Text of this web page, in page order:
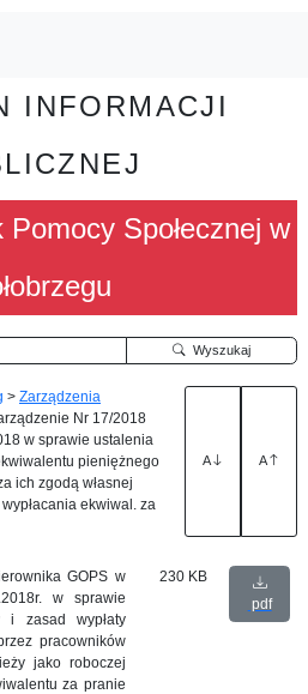
INFORMACJI
Społecznej w
Wyszukaj
> Zarządzenia
Nr 17/2018
w sprawie ustalenia
pieniężnego
ich zgodą własnej
ekwiwal. za
A A
GOPS w
w sprawie
i zasad wypłaty
pracowników
jako roboczej
za pranie
230 KB
pdf